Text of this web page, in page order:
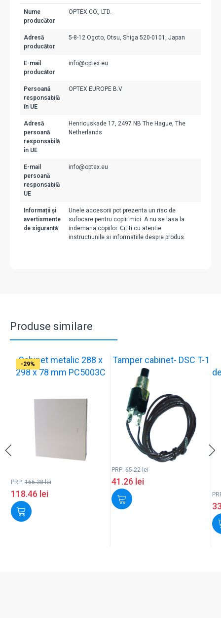
Nume
producător
OPTEX CO., LTD.
Adresă
producător
5-8-12 Ogoto, Otsu, Shiga 520-0101, Japan
E-mail
producător
info@optex.eu
Persoană
responsabilă
în UE
OPTEX EUROPE B.V
Adresă
persoană
responsabilă
în UE
Henricuskade 17, 2497 NB The Hague, The
Netherlands
E-mail
persoană
responsabilă
UE
info@optex.eu
Informații și
avertismente
de siguranță
Unele accesorii pot prezenta un risc de
sufocare pentru copiii mici. A nu se lasa la
indemana copiilor. Cititi cu atentie
instructiunile si informatiile despre produs.
Produse similare
-29%
Cabinet metalic 288 x
298 x 78 mm PC5003C
PRP: 166.38lei
118.46 lei
-37% Tamper cabinet- DSC T-1
PRP: 65.22lei
41.26 lei
-17%
-17%
-17%
-17%
-17%
-17%
-33%
-29%